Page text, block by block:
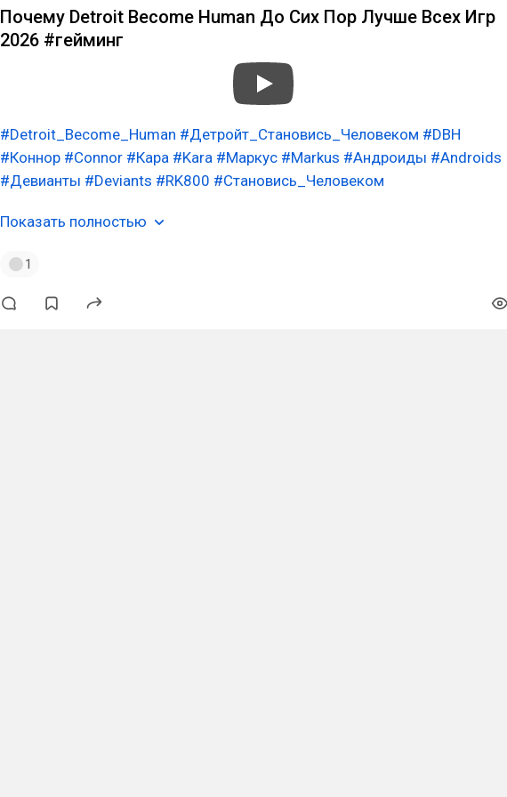
Почему Detroit Become Human До Сих Пор Лучше Всех Игр
2026 #гейминг
#Detroit_Become_Human #Детройт_Становись_Человеком #DBH
#Коннор #Connor #Кара #Kara #Маркус #Markus #Андроиды #Androids
#Девианты #Deviants #RK800 #Становись_Человеком
Показать полностью
1